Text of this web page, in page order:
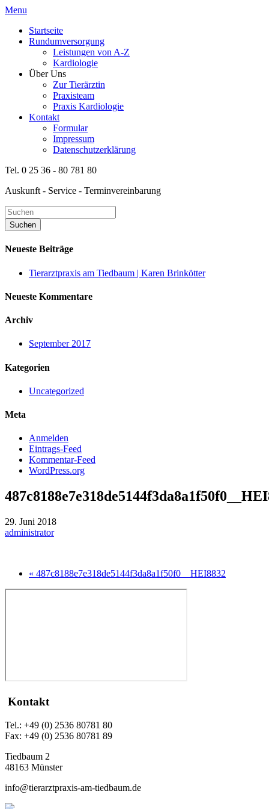
Menu
Startseite
Rundumversorgung
Leistungen von A-Z
Kardiologie
Über Uns
Zur Tierärztin
Praxisteam
Praxis Kardiologie
Kontakt
Formular
Impressum
Datenschutzerklärung
Tel. 0 25 36 - 80 781 80
Auskunft - Service - Terminvereinbarung
Neueste Beiträge
Tierarztpraxis am Tiedbaum | Karen Brinkötter
Neueste Kommentare
Archiv
September 2017
Kategorien
Uncategorized
Meta
Anmelden
Eintrags-Feed
Kommentar-Feed
WordPress.org
29. Juni 2018
administrator
« 487c8188e7e318de5144f3da8a1f50f0__HEI8832
Kontakt
Tel.: +49 (0) 2536 80781 80
Fax: +49 (0) 2536 80781 89
Tiedbaum 2
48163 Münster
info@tierarztpraxis-am-tiedbaum.de